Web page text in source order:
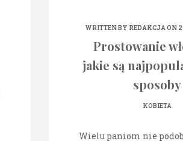
WRITTEN BY REDAKCJAON
Prostowanie
jakie są
sposoby
KOBIETA
Wielu paniom nie